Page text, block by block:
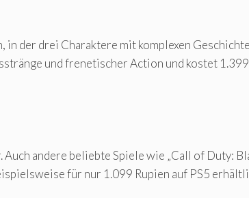
in der drei Charaktere mit komplexen
und frenetischer Action und kostet
andere beliebte Spiele wie „Call of Duty:
für nur 1.099 Rupien auf PS5